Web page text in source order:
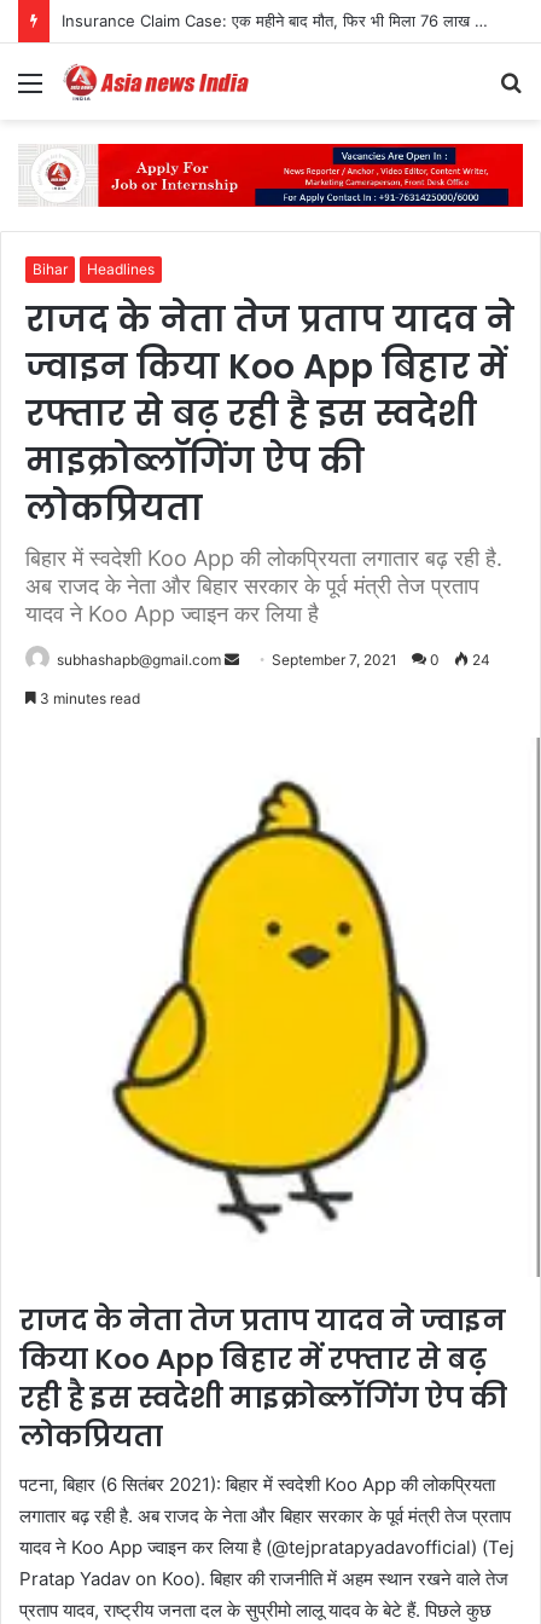
Insurance Claim Case: एक महीने बाद मौत, फिर भी मिला 76 लाख का न्याय
Menu
Bihar Headlines
राजद के नेता तेज प्रताप यादव ने
ज्वाइन किया Koo App बिहार में
रफ्तार से बढ़ रही है इस स्वदेशी
माइक्रोब्लॉगिंग ऐप की
लोकप्रियता
बिहार में स्वदेशी Koo App की लोकप्रियता लगातार बढ़ रही है.
अब राजद के नेता और बिहार सरकार के पूर्व मंत्री तेज प्रताप
यादव ने Koo App ज्वाइन कर लिया है
subhashapb@gmail.com
Send September 7, 2021 0 24
3 minutes read
राजद के नेता तेज प्रताप यादव ने ज्वाइन
किया Koo App बिहार में रफ्तार से बढ़
रही है इस स्वदेशी माइक्रोब्लॉगिंग ऐप की
लोकप्रियता
पटना, बिहार (6 सितंबर 2021): बिहार में स्वदेशी Koo App की लोकप्रियता
लगातार बढ़ रही है. अब राजद के नेता और बिहार सरकार के पूर्व मंत्री तेज प्रताप
यादव ने Koo App ज्वाइन कर लिया है (@tejpratapyadavofficial) (Tej
Pratap Yadav on Koo). बिहार की राजनीति में अहम स्थान रखने वाले तेज
प्रताप यादव, राष्ट्रीय जनता दल के सुप्रीमो लालू यादव के बेटे हैं. पिछले कुछ